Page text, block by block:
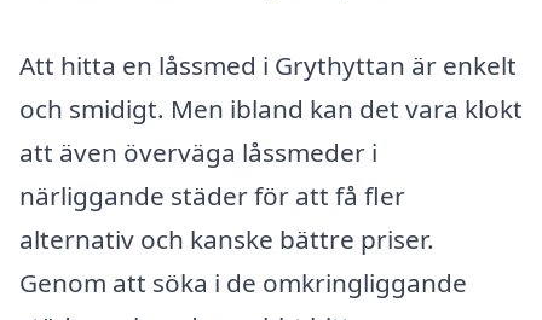
Att hitta en låssmed i Grythyttan är enkelt
och smidigt. Men ibland kan det vara klokt
att även överväga låssmeder i
närliggande städer för att få fler
alternativ och kanske bättre priser.
Genom att söka i de omkringliggande